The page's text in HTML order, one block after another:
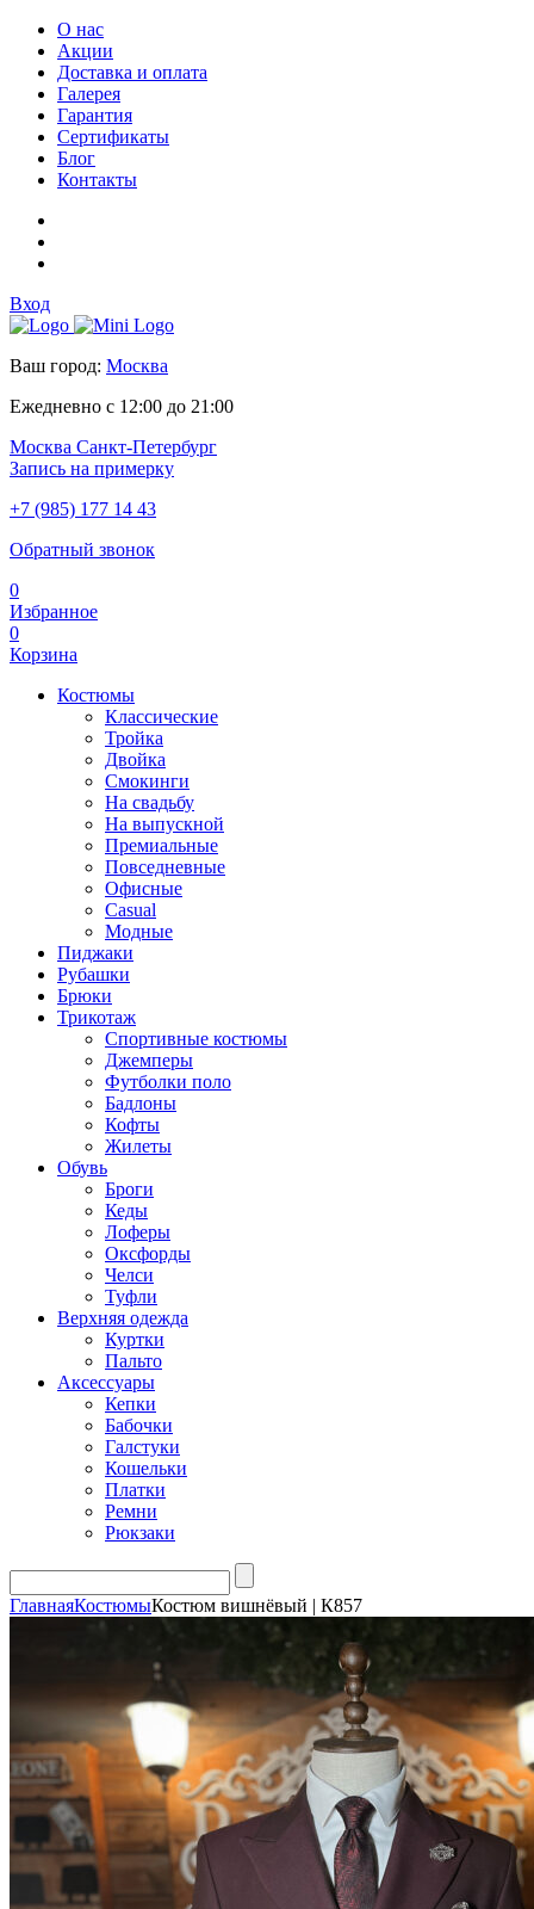
О нас
Акции
Доставка и оплата
Галерея
Гарантия
Сертификаты
Блог
Контакты
Вход
Ваш город: Москва
Ежедневно с 12:00 до 21:00
Москва Санкт-Петербург
Запись на примерку
+7 (985) 177 14 43
Обратный звонок
0
Избранное
0
Корзина
Костюмы
Классические
Тройка
Двойка
Смокинги
На свадьбу
На выпускной
Премиальные
Повседневные
Офисные
Casual
Модные
Пиджаки
Рубашки
Брюки
Трикотаж
Спортивные костюмы
Джемперы
Футболки поло
Бадлоны
Кофты
Жилеты
Обувь
Броги
Кеды
Лоферы
Оксфорды
Челси
Туфли
Верхняя одежда
Куртки
Пальто
Аксессуары
Кепки
Бабочки
Галстуки
Кошельки
Платки
Ремни
Рюкзаки
ГлавнаяКостюмыКостюм вишнёвый | К857